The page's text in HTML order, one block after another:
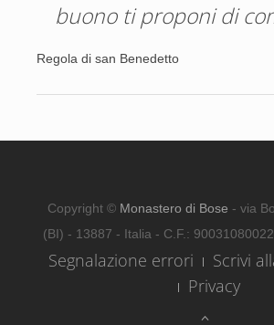
buono ti proponi di
Regola di san Benedetto
Copyright © Monastero di Bose - via
(BI) - 13887 - Italia - C.F.:
Segnalazione errori
Scrivi
Privacy